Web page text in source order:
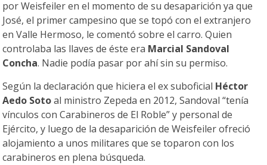
por Weisfeiler en el momento de su desaparición ya que
José, el primer campesino que se topó con el extranjero
en Valle Hermoso, le comentó sobre el carro. Quien
controlaba las llaves de éste era Marcial Sandoval
Concha. Nadie podía pasar por ahí sin su permiso.
Según la declaración que hiciera el ex suboficial Héctor
Aedo Sotoal ministro Zepeda en 2012, Sandoval “tenía
vínculos con Carabineros de El Roble” y personal de
Ejército, y luego de la desaparición de Weisfeiler ofreció
alojamiento a unos militares que se toparon con los
carabineros en plena búsqueda.